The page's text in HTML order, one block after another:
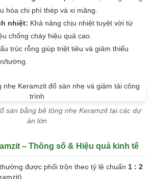
hóa chi phí thép và xi măng.
nhiệt: Khả năng chịu nhiệt tuyệt vời từ
chống cháy hiệu quả cao.
trúc rỗng giúp triệt tiêu và giảm thiểu
tường.
sàn bằng bê tông nhẹ Keramzit tại các dự
án lớn
– Thông số & Hiệu quả kinh tế
được phối trộn theo tỷ lệ chuẩn 1 : 2